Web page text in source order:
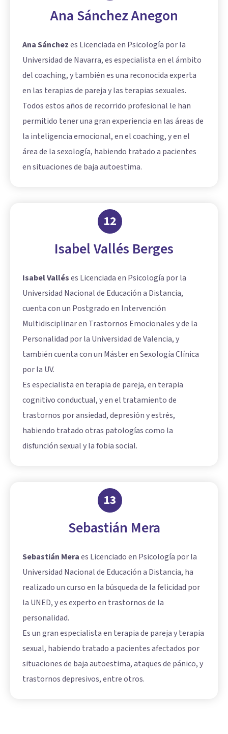
Ana Sánchez Anegon
Ana Sánchezes Licenciada en Psicología por la
Universidad de Navarra, es especialista en el ámbito
del coaching, y también es una reconocida experta
en las terapias de pareja y las terapias sexuales.
Todos estos años de recorrido profesional le han
permitido tener una gran experiencia en las áreas de
la inteligencia emocional, en el coaching, y en el
área de la sexología, habiendo tratado a pacientes
en situaciones de baja autoestima.
12
Isabel Vallés Berges
Isabel Valléses Licenciada en Psicología por la
Universidad Nacional de Educación a Distancia,
cuenta con un Postgrado en Intervención
Multidisciplinar en Trastornos Emocionales y de la
Personalidad por la Universidad de Valencia, y
también cuenta con un Máster en Sexología Clínica
por la UV.
Es especialista en terapia de pareja, en terapia
cognitivo conductual, y en el tratamiento de
trastornos por ansiedad, depresión y estrés,
habiendo tratado otras patologías como la
disfunción sexual y la fobia social.
13
Sebastián Mera
Sebastián Meraes Licenciado en Psicología por la
Universidad Nacional de Educación a Distancia, ha
realizado un curso en la búsqueda de la felicidad por
la UNED, y es experto en trastornos de la
personalidad.
Es un gran especialista en terapia de pareja y terapia
sexual, habiendo tratado a pacientes afectados por
situaciones de baja autoestima, ataques de pánico, y
trastornos depresivos, entre otros.